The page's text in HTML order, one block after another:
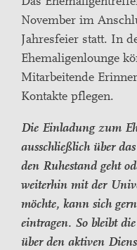
November im
Jahresfeier statt. In
Ehemaligenlounge
Mitarbeitende
Kontakte pflegen.
Die Einladung zum
ausschließlich über
den Ruhestand geht
weiterhin mit der
möchte, kann sich
eintragen. So bleibt
über den aktiven